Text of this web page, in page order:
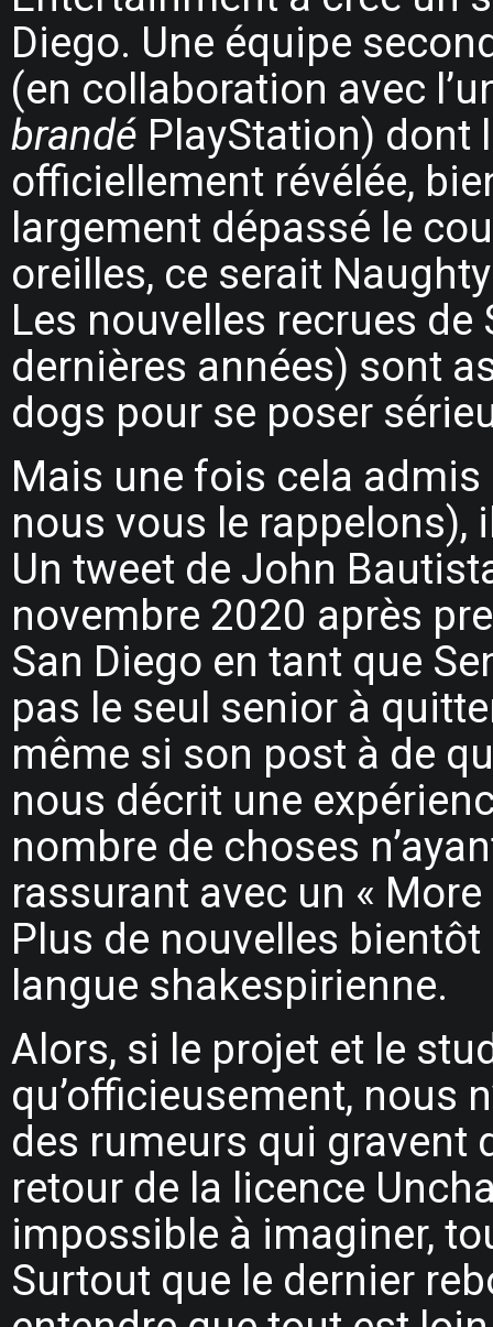
Diego. Une équipe
(en collaboration avec
brandé PlayStation) dont
officiellement révélée,
largement dépassé le
oreilles, ce serait
Les nouvelles recrues de
dernières années) sont
dogs pour se poser
Mais une fois cela admis
nous vous le rappelons),
Un tweet de John
novembre 2020 après
San Diego en tant que
pas le seul senior à
même si son post à de
nous décrit une
nombre de choses
rassurant avec un «
Plus de nouvelles
langue shakespirienne.
Alors, si le projet et le
qu’officieusement, nous
des rumeurs qui gravent
retour de la licence
impossible à imaginer,
Surtout que le dernier